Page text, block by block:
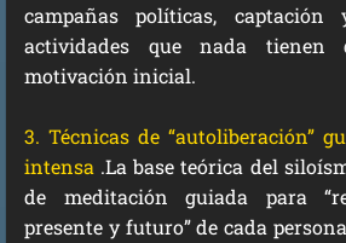
campañas políticas,
actividades que nada
motivación inicial.
3. Técnicas de “autoliberación”
intensa .La base teórica del
de meditación guiada para
presente y futuro” de cada